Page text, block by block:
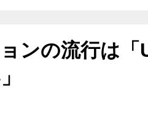
ンの流行は「